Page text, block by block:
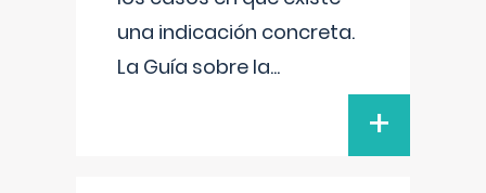
una indicación concreta.
La Guía sobre la...
+